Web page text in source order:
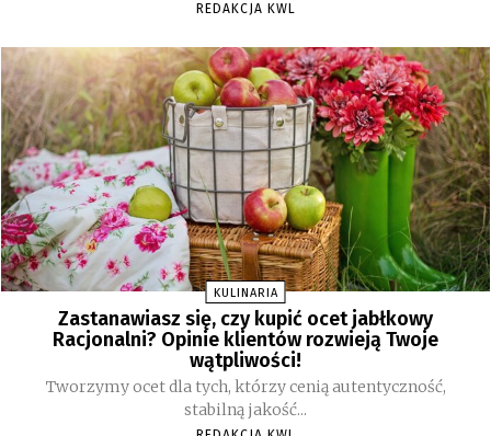
REDAKCJA KWL
KULINARIA
Zastanawiasz się, czy kupić ocet jabłkowy
Racjonalni? Opinie klientów rozwieją Twoje
wątpliwości!
Tworzymy ocet dla tych, którzy cenią autentyczność,
stabilną jakość...